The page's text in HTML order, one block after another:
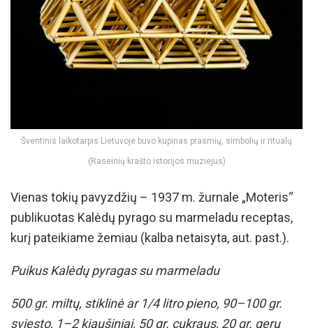
Šventinis laikotarpis Lietuvoje buvo kupinas prasmių, simbolių ir ritualų
(Raseinių krašto istorijos muziejus)
Vienas tokių pavyzdžių – 1937 m. žurnale „Moteris“
publikuotas Kalėdų pyrago su marmeladu receptas,
kurį pateikiame žemiau (kalba netaisyta, aut. past.).
Puikus Kalėdų pyragas su marmeladu
500 gr. miltų, stiklinė ar 1/4 litro pieno, 90–100 gr.
sviesto, 1–2 kiaušiniai, 50 gr. cukraus, 20 gr. gerų